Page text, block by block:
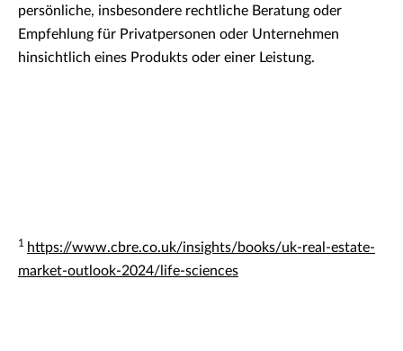
persönliche, insbesondere rechtliche Beratung oder
Empfehlung für Privatpersonen oder Unternehmen
hinsichtlich eines Produkts oder einer Leistung.
1 https://www.cbre.co.uk/insights/books/uk-real-estate-
market-outlook-2024/life-sciences